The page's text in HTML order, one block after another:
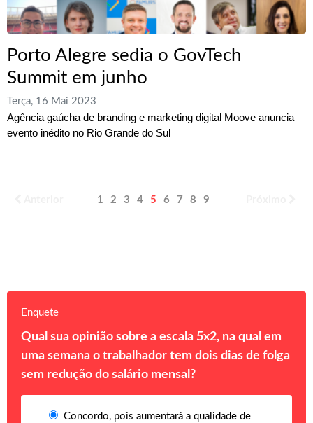
Porto Alegre sedia o GovTech
Summit em junho
Terça, 16 Mai 2023
Agência gaúcha de branding e marketing digital Moove anuncia
evento inédito no Rio Grande do Sul
1 2 3 4 5 6 7 8 9
Enquete
Qual sua opinião sobre a escala 5x2, na qual em
uma semana o trabalhador tem dois dias de folga
sem redução do salário mensal?
Concordo, pois aumentará a qualidade de